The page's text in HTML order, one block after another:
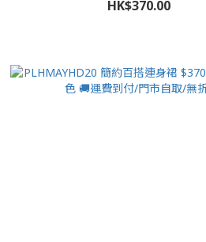
HK$370.00